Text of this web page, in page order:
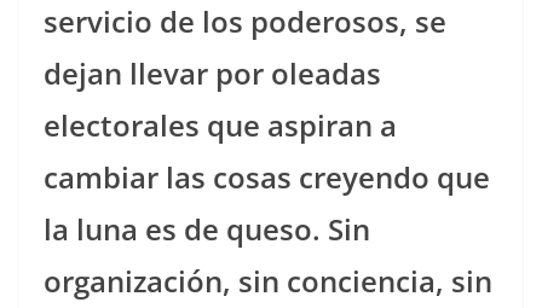
servicio de los poderosos, se
dejan llevar por oleadas
electorales que aspiran a
cambiar las cosas creyendo que
la luna es de queso. Sin
organización, sin conciencia, sin